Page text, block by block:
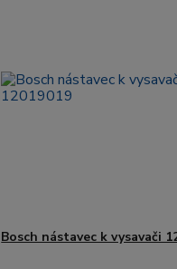
Bosch nástavec k vysavači